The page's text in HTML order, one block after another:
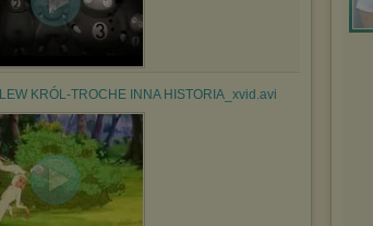
Wyrażenie
będzie
Istnieje
sposób
urządzeniu
dokonując
Pełną
http://
LEW KRÓL-TROCHE INNA HISTORIA_xvid.avi